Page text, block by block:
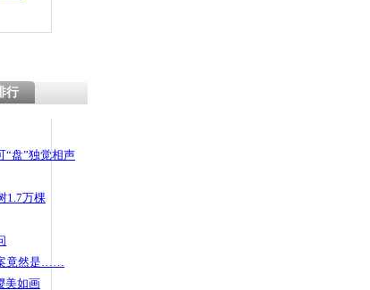
行
“盘”独觉相声
1.7万棵
竟然是……
美如画